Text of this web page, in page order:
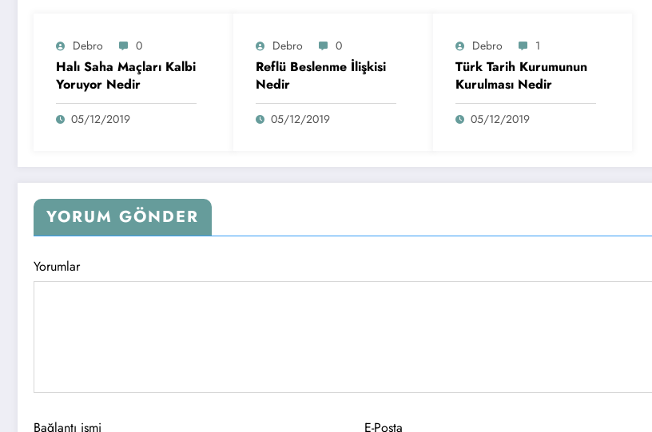
Debro 0
Halı Saha Maçları Kalbi
Yoruyor Nedir
05/12/2019
Debro 0
Reflü Beslenme İlişkisi
Nedir
05/12/2019
Debro 1
Türk Tarih Kurumunun
Kurulması Nedir
05/12/2019
YORUM GÖNDER
Yorumlar
Bağlantı ismi E-PostaRize